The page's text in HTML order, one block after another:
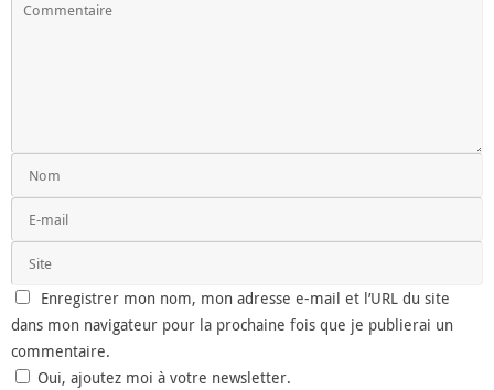
Enregistrer mon nom, mon adresse e-mail et l’URL du site
dans mon navigateur pour la prochaine fois que je publierai un
commentaire.
Oui, ajoutez moi à votre newsletter.